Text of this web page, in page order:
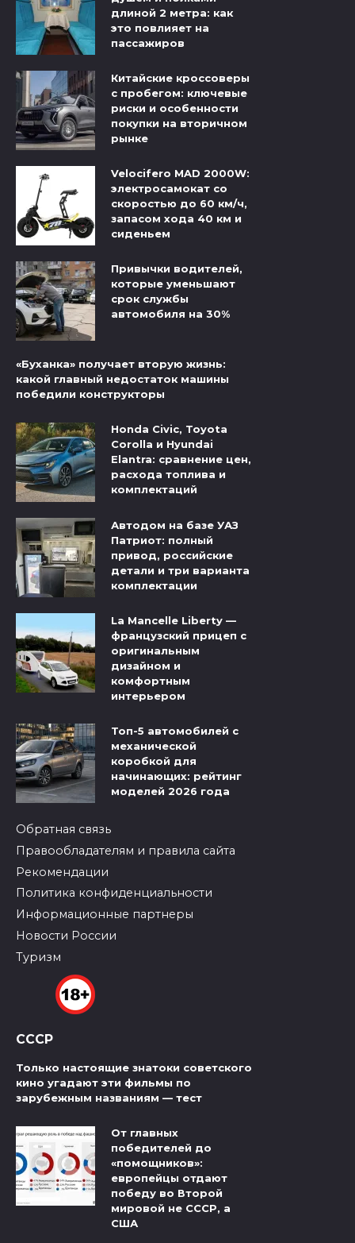
длиной 2 метра: как
это повлияет на
пассажиров
Китайские кроссоверы
с пробегом: ключевые
риски и особенности
покупки на вторичном
рынке
Velocifero MAD 2000W:
электросамокат со
скоростью до 60 км/ч,
запасом хода 40 км и
сиденьем
Привычки водителей,
которые уменьшают
срок службы
автомобиля на 30%
«Буханка» получает вторую жизнь:
какой главный недостаток машины
победили конструкторы
Honda Civic, Toyota
Corolla и Hyundai
Elantra: сравнение цен,
расхода топлива и
комплектаций
Автодом на базе УАЗ
Патриот: полный
привод, российские
детали и три варианта
комплектации
La Mancelle Liberty —
французский прицеп с
оригинальным
дизайном и
комфортным
интерьером
Топ-5 автомобилей с
механической
коробкой для
начинающих: рейтинг
моделей 2026 года
Обратная связь
Правообладателям и правила сайта
Рекомендации
Политика конфиденциальности
Информационные партнеры
Новости России
Туризм
СССР
Только настоящие знатоки советского
кино угадают эти фильмы по
зарубежным названиям — тест
От главных
победителей до
«помощников»:
европейцы отдают
победу во Второй
мировой не СССР, а
США